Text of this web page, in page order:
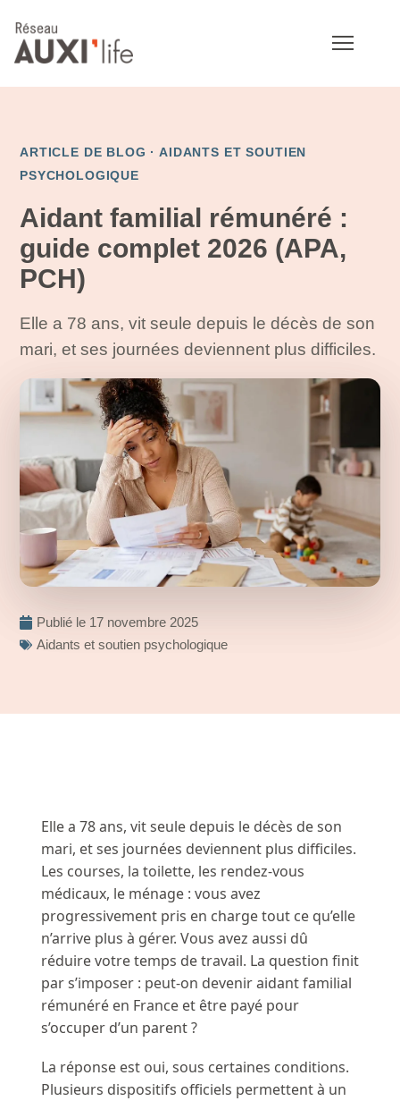
ARTICLE DE BLOG ·AIDANTS ET SOUTIEN
PSYCHOLOGIQUE
Aidant familial rémunéré :
guide complet 2026 (APA,
PCH)
Elle a 78 ans, vit seule depuis le décès de son
mari, et ses journées deviennent plus difficiles.
Publié le 17 novembre 2025
Aidants et soutien psychologique
Elle a 78 ans, vit seule depuis le décès de son
mari, et ses journées deviennent plus difficiles.
Les courses, la toilette, les rendez-vous
médicaux, le ménage : vous avez
progressivement pris en charge tout ce qu’elle
n’arrive plus à gérer. Vous avez aussi dû
réduire votre temps de travail. La question finit
par s’imposer : peut-on devenir aidant familial
rémunéré en France et être payé pour
s’occuper d’un parent ?
La réponse est oui, sous certaines conditions.
Plusieurs dispositifs officiels permettent à un